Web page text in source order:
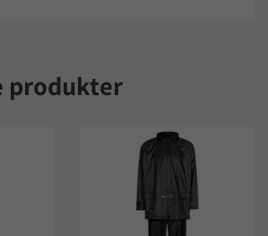
produkter